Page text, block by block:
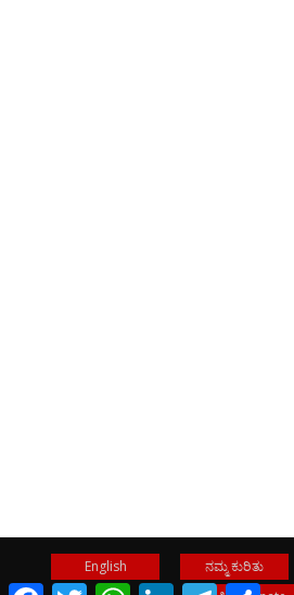
English ನಮ್ಮ ಕುರಿತು
FacebookTwitter WhatsAppLinkedInTelegram
Share